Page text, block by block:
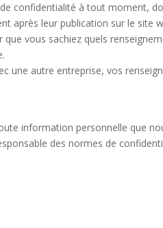
confidentialité à tout moment,
après leur publication sur le site
vous sachiez quels
une autre entreprise, vos
information personnelle que
des normes de